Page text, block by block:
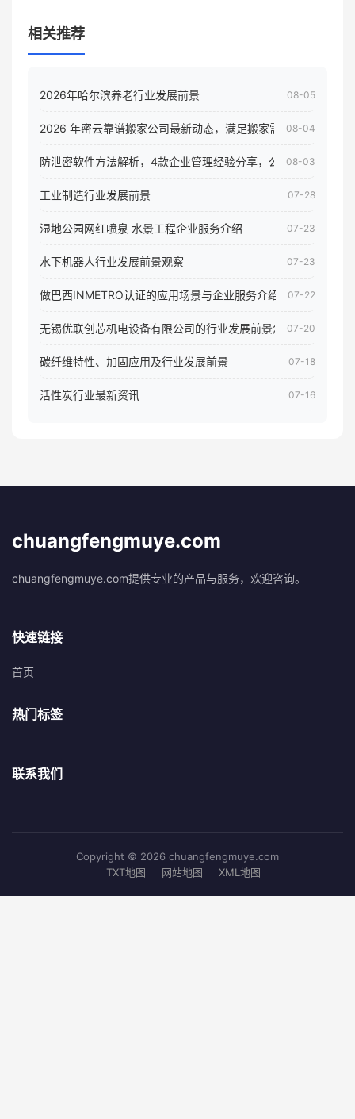
相关推荐
2026年哈尔滨养老行业发展前景 08-05
2026 年密云靠谱搬家公司最新动态，满足搬家需求！08-04
防泄密软件方法解析，4款企业管理经验分享，公司员工电脑核
08-03
工业制造行业发展前景 07-28
湿地公园网红喷泉 水景工程企业服务介绍 07-23
水下机器人行业发展前景观察 07-23
做巴西INMETRO认证的应用场景与企业服务介绍 07-22
无锡优联创芯机电设备有限公司的行业发展前景怎样07-20
碳纤维特性、加固应用及行业发展前景 07-18
活性炭行业最新资讯 07-16
chuangfengmuye.com
chuangfengmuye.com提供专业的产品与服务，欢迎咨询。
快速链接
首页
热门标签
联系我们
Copyright © 2026 chuangfengmuye.com
TXT地图
网站地图 XML地图